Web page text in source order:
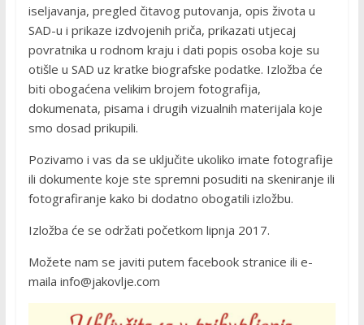
iseljavanja, pregled čitavog putovanja, opis života u
SAD-u i prikaze izdvojenih priča, prikazati utjecaj
povratnika u rodnom kraju i dati popis osoba koje su
otišle u SAD uz kratke biografske podatke. Izložba će
biti obogaćena velikim brojem fotografija,
dokumenata, pisama i drugih vizualnih materijala koje
smo dosad prikupili.
Pozivamo i vas da se uključite ukoliko imate fotografije
ili dokumente koje ste spremni posuditi na skeniranje ili
fotografiranje kako bi dodatno obogatili izložbu.
Izložba će se održati početkom lipnja 2017.
Možete nam se javiti putem facebook stranice ili e-
maila info@jakovlje.com